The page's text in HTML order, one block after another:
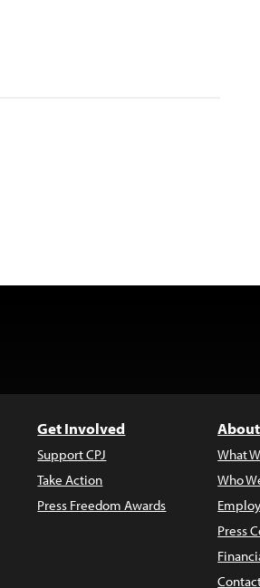
Get Involved
Support CPJ
Take Action
Press Freedom Awards
What
Who
Press